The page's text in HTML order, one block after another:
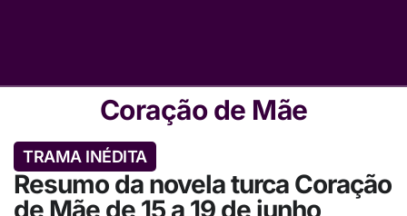
Coração de Mãe
TRAMA INÉDITA
Resumo da novela turca Coração
de Mãe de 15 a 19 de junho